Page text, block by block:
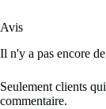
Avis
Il n'y a pas encore
Seulement clients
commentaire.